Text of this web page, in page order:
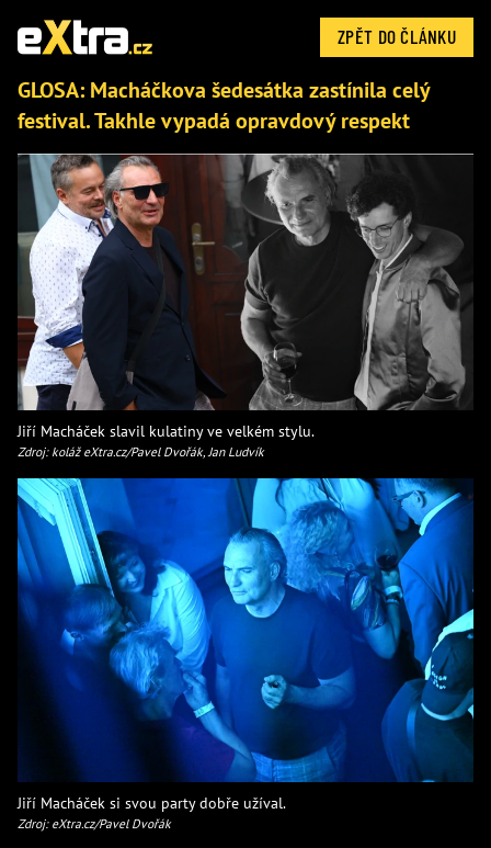
ZPĚT DO ČLÁNKU
GLOSA: Macháčkova šedesátka zastínila celý
festival. Takhle vypadá opravdový respekt
Jiří Macháček slavil kulatiny ve velkém stylu.
Zdroj: koláž eXtra.cz/Pavel Dvořák, Jan Ludvík
Jiří Macháček si svou party dobře užíval.
Zdroj: eXtra.cz/Pavel Dvořák